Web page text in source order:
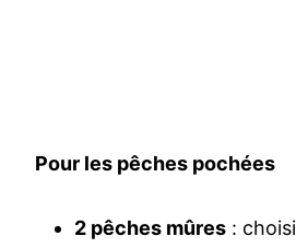
Pour les pêches pochées
2 pêches mûres :